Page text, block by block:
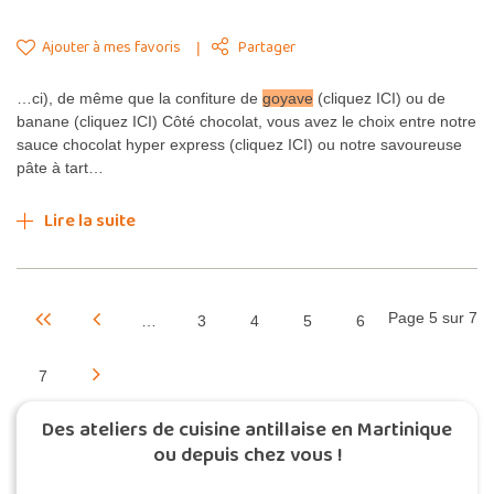
Ajouter à mes favoris Partager
…ci), de même que la confiture de goyave (cliquez ICI) ou de
banane (cliquez ICI) Côté chocolat, vous avez le choix entre notre
sauce chocolat hyper express (cliquez ICI) ou notre savoureuse
pâte à tart…
Lire la suite
Page 5 sur 7
3 4 5 6
7
Des ateliers de cuisine antillaise en Martinique
ou depuis chez vous !